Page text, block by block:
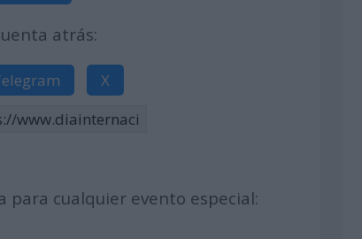
atrás:
X
para cualquier evento especial: